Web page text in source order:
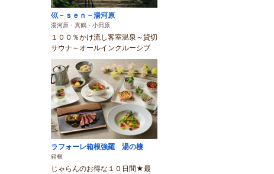
巛－ｓｅｎ－湯河原
湯河原・真鶴・小田原
１００％かけ流し客室温泉～貸切
サウナ～オールインクルーシブ
ラフォーレ箱根強羅 湯の棲
箱根
じゃらんのお得な１０日間★最